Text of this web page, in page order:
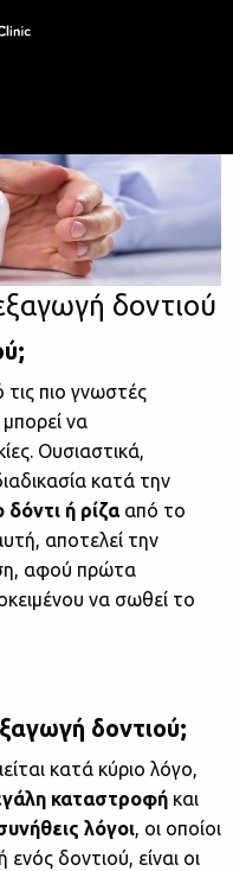
δοντιού
τις πιο γνωστές
να
Ουσιαστικά,
κατά την
ή ρίζααπό το
αποτελεί την
αφού πρώτα
να σωθεί το
δοντιού;
κατά κύριο λόγο,
καταστροφή και
λόγοι, οι οποίοι
δοντιού, είναι οι